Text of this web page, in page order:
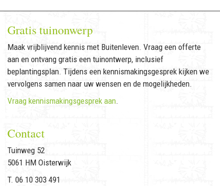
Gratis tuinonwerp
Maak vrijblijvend kennis met Buitenleven. Vraag een offerte
aan en ontvang gratis een tuinontwerp, inclusief
beplantingsplan. Tijdens een kennismakingsgesprek kijken we
vervolgens samen naar uw wensen en de mogelijkheden.
Vraag kennismakingsgesprek aan.
Contact
Tuinweg 52
5061 HM Oisterwijk
T. 06 10 303 491